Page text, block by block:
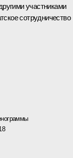
участниками
сотрудничество